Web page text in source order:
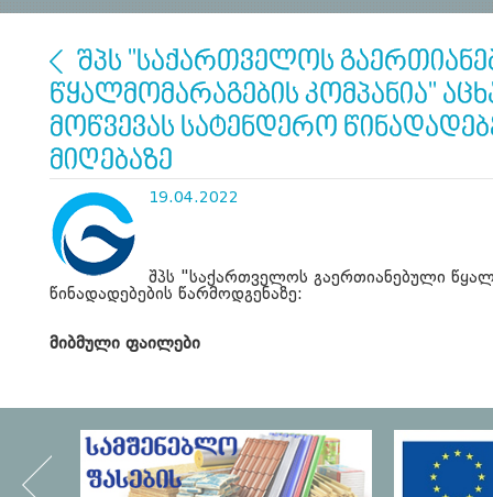
შპს "საქართველოს
წყალმომარაგების კომპანია"
მოწვევას სატენდერო
მიღებაზე
19.04.2022
შპს "საქართველოს გაერთიანებული
წინადადებების წარმოდგენაზე:
მიბმული ფაილები